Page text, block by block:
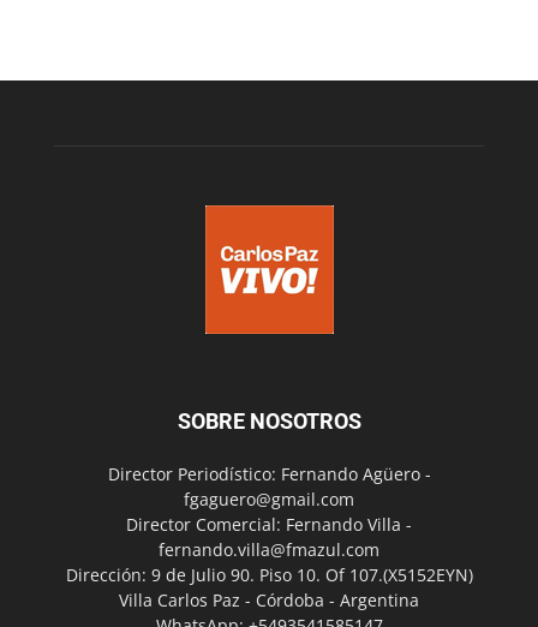
SOBRE NOSOTROS
Director Periodístico: Fernando Agüero -
fgaguero@gmail.com
Director Comercial: Fernando Villa -
fernando.villa@fmazul.com
Dirección: 9 de Julio 90. Piso 10. Of 107.(X5152EYN)
Villa Carlos Paz - Córdoba - Argentina